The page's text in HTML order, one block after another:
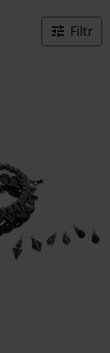
Filtr